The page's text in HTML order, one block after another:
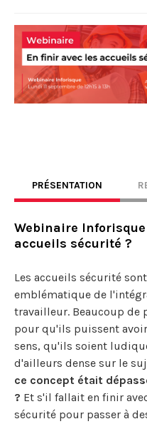
PRÉSENTATION
Webinaire
accueils sécurité ?
Les accueils sécurité
emblématique de
travailleur. Beaucoup de
pour qu'ils puissent
sens, qu'ils soient
d'ailleurs dense sur le
ce concept était
? Et s'il fallait en finir
sécurité pour passer à